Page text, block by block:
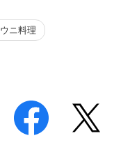
ウニ料理